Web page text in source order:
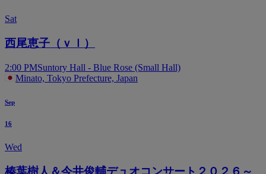
Sat
西尾恵子（ｖｌ）
2:00 PMSuntory Hall - Blue Rose (Small Hall)
Minato, Tokyo Prefecture, Japan
Sep
16
Wed
榛葉樹人＆今井俊輔デュオコンサート２０２６～